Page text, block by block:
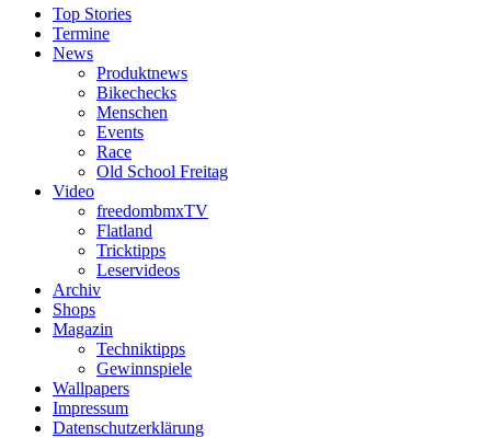
Top Stories
Termine
News
Produktnews
Bikechecks
Menschen
Events
Race
Old School Freitag
Video
freedombmxTV
Flatland
Tricktipps
Leservideos
Archiv
Shops
Magazin
Techniktipps
Gewinnspiele
Wallpapers
Impressum
Datenschutzerklärung